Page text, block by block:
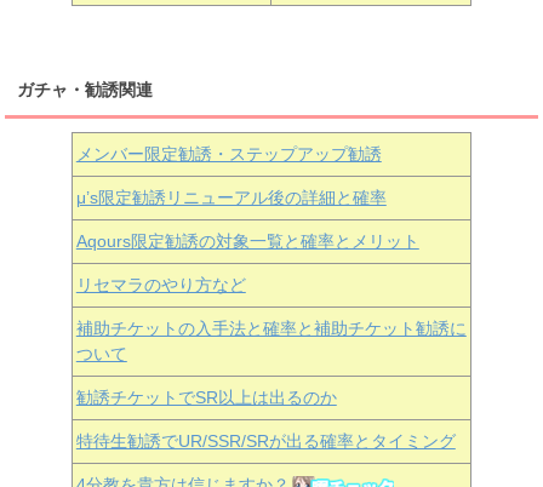
ガチャ・勧誘関連
メンバー限定勧誘・ステップアップ勧誘
μ’s限定勧誘リニューアル後の詳細と確率
Aqours限定勧誘の対象一覧と確率とメリット
リセマラのやり方など
補助チケットの入手法と確率と補助チケット勧誘に
ついて
勧誘チケットでSR以上は出るのか
特待生勧誘でUR/SSR/SRが出る確率とタイミング